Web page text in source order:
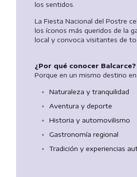
los sentidos.
La Fiesta Nacional del Postre
los íconos más queridos de la
local y convoca visitantes de
¿Por qué conocer Balcarce?
Porque en un mismo destino
Naturaleza y tranquilidad
Aventura y deporte
Historia y automovilismo
Gastronomía regional
Tradición y experiencias